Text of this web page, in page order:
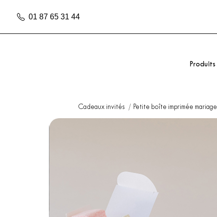
01 87 65 31 44
Produits
Cadeaux invités Petite boîte imprimée